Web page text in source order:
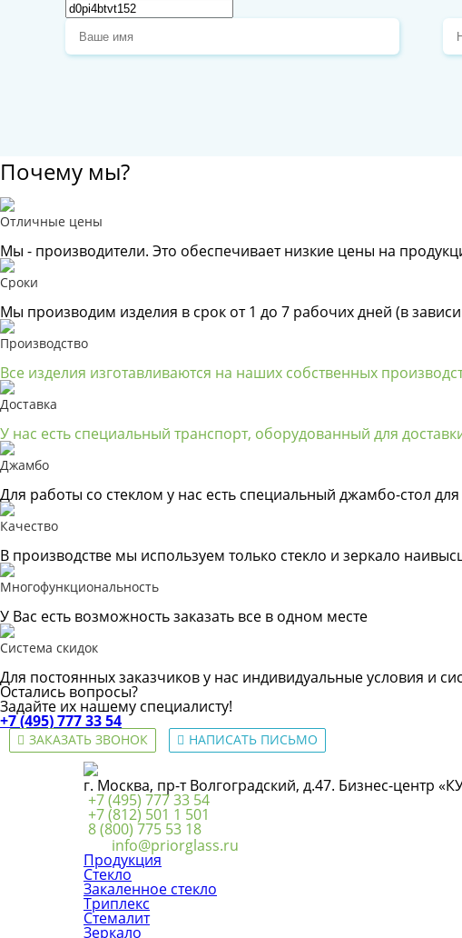
Почему мы?
Отличные цены
Мы - производители. Это обеспечивает низкие цены на
Сроки
Мы производим изделия в срок от 1 до 7 рабочих дней (в
Производство
Все изделия изготавливаются на наших собственных
Доставка
У нас есть специальный транспорт, оборудованный для
Джамбо
Для работы со стеклом у нас есть специальный джамбо-стол для
Качество
В производстве мы используем только стекло и зеркало
Многофункциональность
У Вас есть возможность заказать все в одном месте
Система скидок
Для постоянных заказчиков у нас индивидуальные условия и
Остались вопросы?
Задайте их нашему специалисту!
+7 (495) 777 33 54
ЗАКАЗАТЬ ЗВОНОК НАПИСАТЬ ПИСЬМО
г. Москва, пр-т Волгоградский, д.47. Бизнес-центр
+7 (495) 777 33 54
+7 (812) 501 1 501
8 (800) 775 53 18
info@priorglass.ru
Продукция
Стекло
Закаленное стекло
Триплекс
Стемалит
Зеркало